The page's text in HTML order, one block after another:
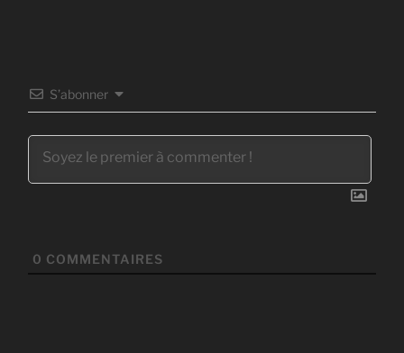
S’abonner
0 COMMENTAIRES